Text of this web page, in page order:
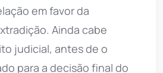
em favor da
Ainda cabe
judicial, antes de o
para a decisão final do